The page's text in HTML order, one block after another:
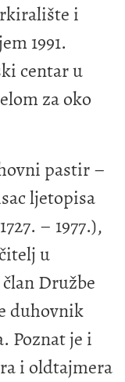
i
1991.
centar u
za oko
pastir –
ljetopisa
– 1977.),
u
Družbe
duhovnik
Poznat je i
i oldtajmera